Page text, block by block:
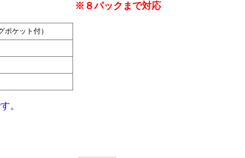
※８パックまで対応
ケット付）
。